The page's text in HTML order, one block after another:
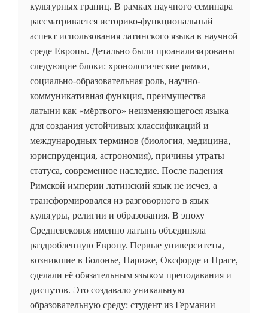
культурных границ. В рамках научного семинара
рассматривается историко-функциональный
аспект использования латинского языка в научной
среде Европы. Детально были проанализированы
следующие блоки: хронологические рамки,
социально-образовательная роль, научно-
коммуникативная функция, преимущества
латыни как «мёртвого» неизменяющегося языка
для создания устойчивых классификаций и
международных терминов (биология, медицина,
юриспруденция, астрономия), причины утраты
статуса, современное наследие. После падения
Римской империи латинский язык не исчез, а
трансформировался из разговорного в язык
культуры, религии и образования. В эпоху
Средневековья именно латынь объединяла
раздробленную Европу. Первые университеты,
возникшие в Болонье, Париже, Оксфорде и Праге,
сделали её обязательным языком преподавания и
диспутов. Это создавало уникальную
образовательную среду: студент из Германии